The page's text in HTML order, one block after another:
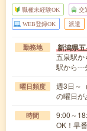
職種未経験OK 交
WEB登録OK 派遣
勤務地 新潟県
五泉駅か
駅から---
曜日頻度
週3日～
の曜日が
時間
9:00～
OK！早